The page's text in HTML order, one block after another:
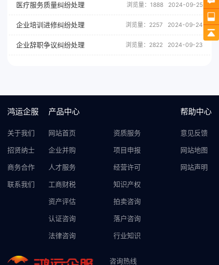
医疗服务质量纠纷处理 浏览量：1888 2024-09-25
企业培训进修纠纷处理 浏览量：2257 2024-09-24
企业辞职争议纠纷处理 浏览量：2822 2024-09-23
鸿运企服
关于我们
招贤纳士
商务合作
联系我们
产品中心
网站首页 资质服务
企业并购 项目申报
人才服务 经营许可
工商财税 知识产权
资产评估 拍卖咨询
认证咨询 落户咨询
法律咨询 行业知识
帮助中心
意见反馈
网站地图
网站声明
咨询热线